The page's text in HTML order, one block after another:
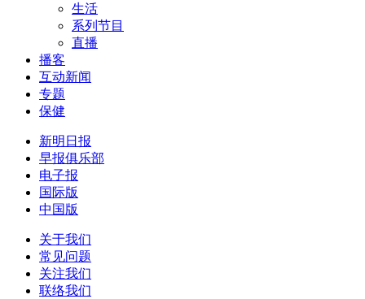
生活
系列节目
直播
播客
互动新闻
专题
保健
新明日报
早报俱乐部
电子报
国际版
中国版
关于我们
常见问题
关注我们
联络我们